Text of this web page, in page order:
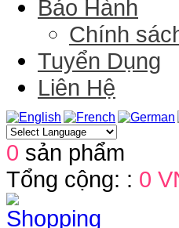
Bảo Hành
Chính
Tuyển Dụng
Liên Hệ
0 sản phẩm
Tổng cộng: : 0